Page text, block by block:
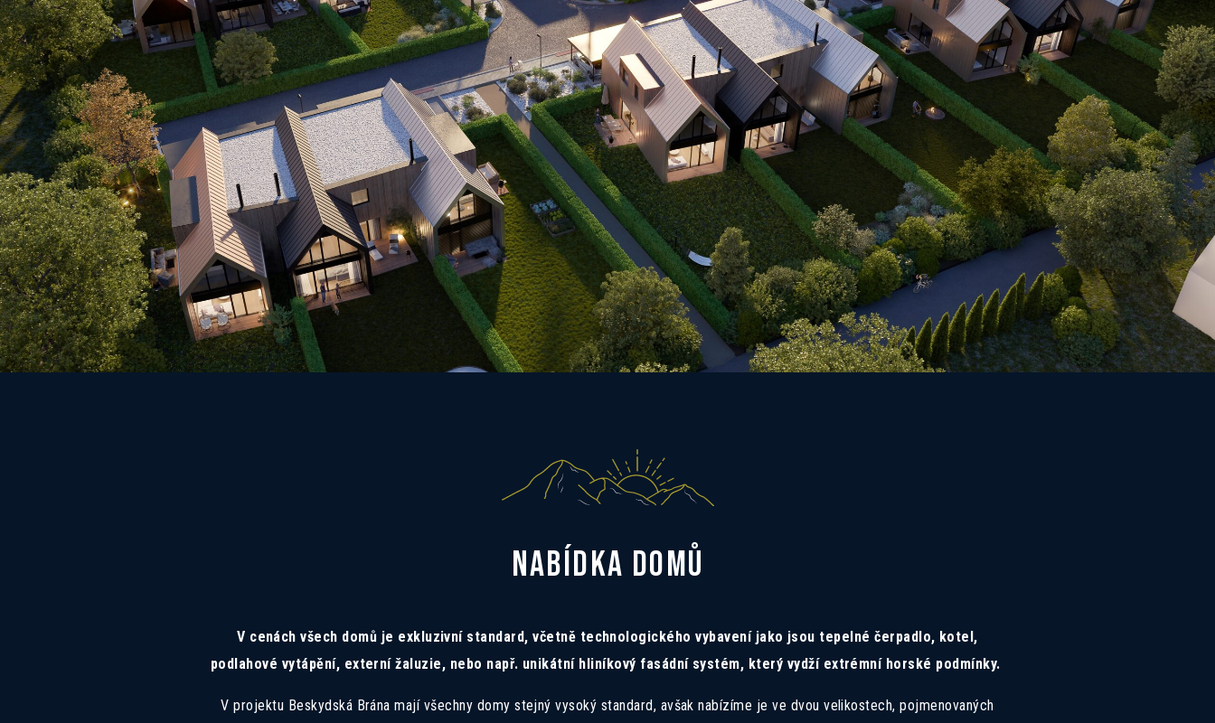
NABÍDKA DOMŮ
V cenách všech domů je exkluzivní standard, včetně technologického vybavení jako jsou tepelné čerpadlo, kotel,
podlahové vytápění, externí žaluzie, nebo např. unikátní hliníkový fasádní systém, který vydží extrémní horské podmínky.
V projektu Beskydská Brána mají všechny domy stejný vysoký standard, avšak nabízíme je ve dvou velikostech, pojmenovaných